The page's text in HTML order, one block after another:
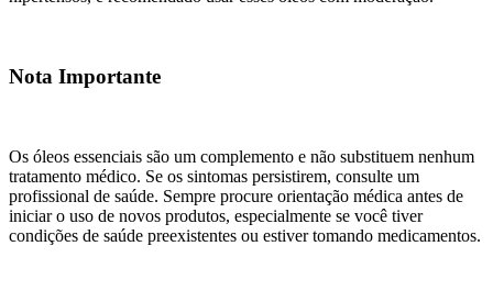
Nota Importante
Os óleos essenciais são um complemento e não substituem nenhum
tratamento médico. Se os sintomas persistirem, consulte um
profissional de saúde. Sempre procure orientação médica antes de
iniciar o uso de novos produtos, especialmente se você tiver
condições de saúde preexistentes ou estiver tomando medicamentos.